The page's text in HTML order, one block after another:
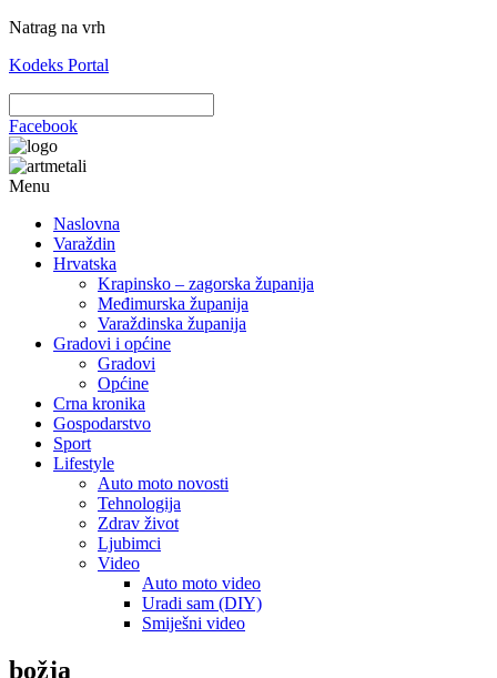
Natrag na vrh
Kodeks Portal
Facebook
Menu
Naslovna
Varaždin
Hrvatska
Krapinsko – zagorska županija
Međimurska županija
Varaždinska županija
Gradovi i općine
Gradovi
Općine
Crna kronika
Gospodarstvo
Sport
Lifestyle
Auto moto novosti
Tehnologija
Zdrav život
Ljubimci
Video
Auto moto video
Uradi sam (DIY)
Smiješni video
božja